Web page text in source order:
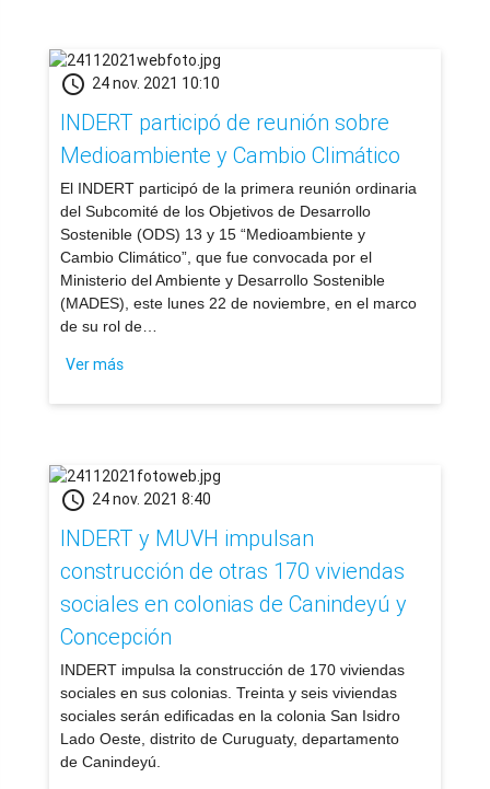
schedule 24 nov. 2021 10:10
INDERT participó de reunión sobre
Medioambiente y Cambio Climático
​El INDERT participó de la primera reunión ordinaria
del Subcomité de los Objetivos de Desarrollo
Sostenible (ODS) 13 y 15 “Medioambiente y
Cambio Climático”, que fue convocada por el
Ministerio del Ambiente y Desarrollo Sostenible
(MADES), este lunes 22 de noviembre, en el marco
de su rol de…
Ver más
schedule 24 nov. 2021 8:40
INDERT y MUVH impulsan
construcción de otras 170 viviendas
sociales en colonias de Canindeyú y
Concepción
​INDERT impulsa la construcción de 170 viviendas
sociales en sus colonias. Treinta y seis viviendas
sociales serán edificadas en la colonia San Isidro
Lado Oeste, distrito de Curuguaty, departamento
de Canindeyú.